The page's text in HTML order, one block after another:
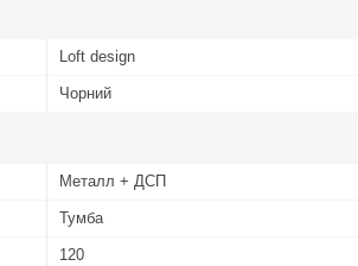
Loft design
Чорний
Металл + ДСП
Тумба
120